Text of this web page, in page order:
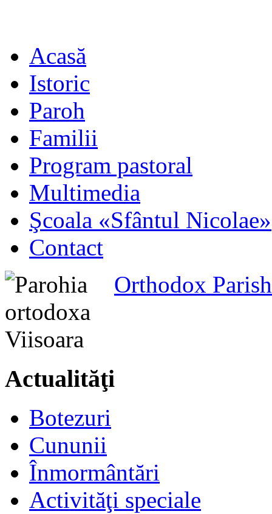
Acasă
Istoric
Paroh
Familii
Program pastoral
Multimedia
Şcoala «Sfântul Nicolae»
Contact
Orthodox
Actualităţi
Botezuri
Cununii
Înmormântări
Activităţi speciale